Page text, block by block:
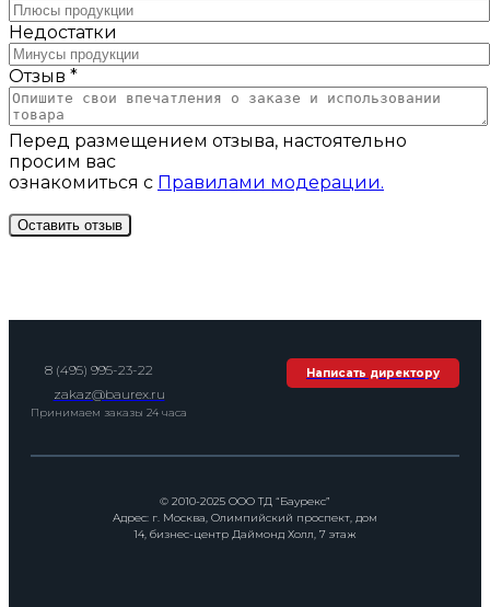
Недостатки
Отзыв *
Перед размещением отзыва, настоятельно
просим вас
ознакомиться с Правилами модерации.
8 (495) 995-23-22
zakaz@baurex.ru
Принимаем заказы 24 часа
Написать директору
© 2010-2025 ООО ТД “Баурекс”
Адрес: г. Москва, Олимпийский проспект, дом
14, бизнес-центр Даймонд Холл, 7 этаж